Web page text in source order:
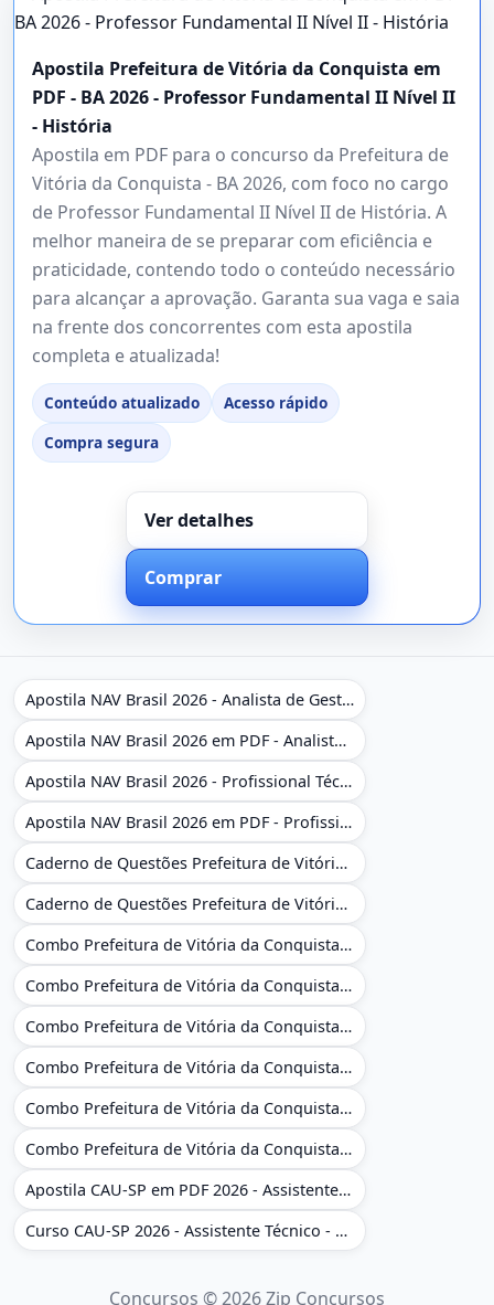
Apostila Prefeitura de Vitória da Conquista em
PDF - BA 2026 - Professor Fundamental II Nível II
- História
Apostila em PDF para o concurso da Prefeitura de
Vitória da Conquista - BA 2026, com foco no cargo
de Professor Fundamental II Nível II de História. A
melhor maneira de se preparar com eficiência e
praticidade, contendo todo o conteúdo necessário
para alcançar a aprovação. Garanta sua vaga e saia
na frente dos concorrentes com esta apostila
completa e atualizada!
Conteúdo atualizado
Acesso rápido
Compra segura
Ver detalhes
Comprar
Apostila NAV Brasil 2026 - Analista de Gestão
Apostila NAV Brasil 2026 em PDF - Analista de Gestão
Apostila NAV Brasil 2026 - Profissional Técnico de Navegação Aérea - Operador de Torre de Controle
Apostila NAV Brasil 2026 em PDF - Profissional Técnico de Navegação Aérea - Operador de Torre de Controle
Caderno de Questões Prefeitura de Vitória da Conquista - BA - Conhecimentos Gerais - 450 Questões Gabaritadas
Caderno de Questões Prefeitura de Vitória da Conquista em PDF - BA - Conhecimentos Gerais - 450 Questões Gabaritadas
Combo Prefeitura de Vitória da Conquista - BA 2026 - Monitor Escolar (Educação Infantil e Cobertura das AC'S)
Combo Prefeitura de Vitória da Conquista - BA 2026 - Monitor Escolar (Educação Infantil e Cobertura das AC'S)
Combo Prefeitura de Vitória da Conquista - BA 2026 - Monitor Escolar (Suporte às Crianças com Deficiência)
Combo Prefeitura de Vitória da Conquista - BA 2026 - Monitor Escolar (Suporte às Crianças com Deficiência)
Combo Prefeitura de Vitória da Conquista - BA 2026 - Pedagogo - Zona Urbana e/ou Rural
Combo Prefeitura de Vitória da Conquista - BA 2026 - Pedagogo - Zona Urbana e/ou Rural
Apostila CAU-SP em PDF 2026 - Assistente Técnico - Administrativo
Curso CAU-SP 2026 - Assistente Técnico - Administrativo e Administrativo Regional
Concursos © 2026 Zip Concursos